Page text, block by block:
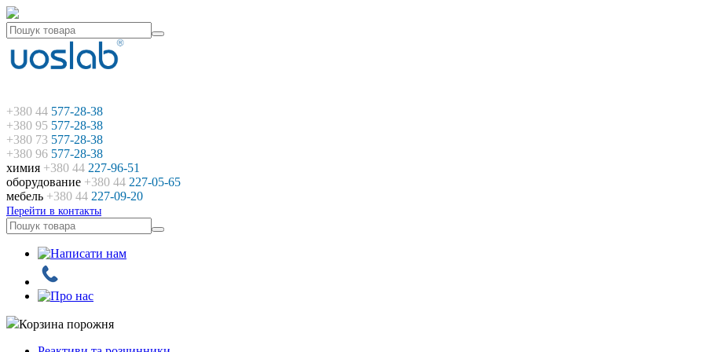
+380 44 577-28-38
+380 95 577-28-38
+380 73 577-28-38
+380 96 577-28-38
химия +380 44 227-96-51
оборудование +380 44 227-05-65
мебель +380 44 227-09-20
Перейти в контакты
Корзина порожня